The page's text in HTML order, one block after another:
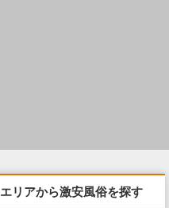
エリアから激安風俗を探す